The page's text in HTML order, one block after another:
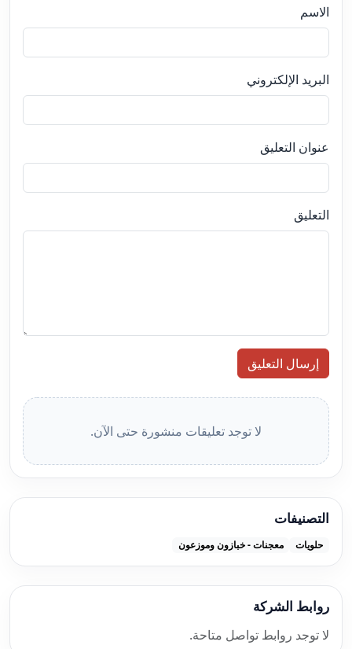
الاسم
البريد الإلكتروني
عنوان التعليق
التعليق
إرسال التعليق
لا توجد تعليقات منشورة حتى الآن.
التصنيفات
حلويات معجنات - خبازون وموزعون
روابط الشركة
لا توجد روابط تواصل متاحة.